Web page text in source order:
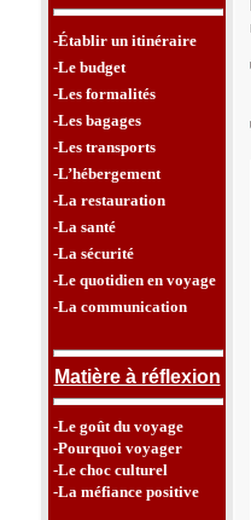
-Établir un itinéraire
-Le budget
-Les formalités
-Les bagages
-Les transports
-L’hébergement
-La restauration
-La santé
-La sécurité
-Le quotidien en voyage
-La communication
Matière à réflexion
-Le goût du voyage
-Pourquoi voyager
-Le choc culturel
-La méfiance positive